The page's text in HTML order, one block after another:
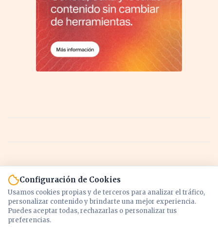
Configuración de Cookies
Usamos cookies propias y de terceros para analizar el tráfico,
personalizar contenido y brindarte una mejor experiencia.
Puedes aceptar todas, rechazarlas o personalizar tus
preferencias.